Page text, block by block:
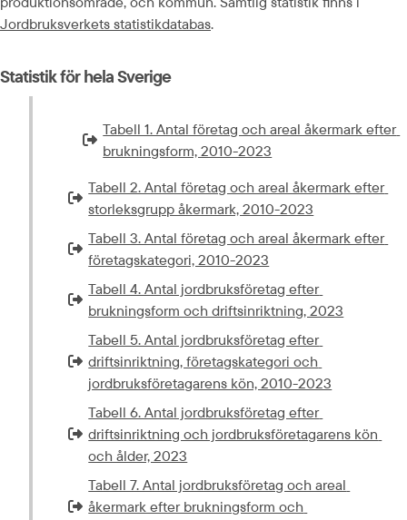
Jordbruksverkets statistikdatabas.
Statistik för hela Sverige
Extern länk som öppnas i nytt fönster eller ny flik.
Tabell 1. Antal företag och areal åkermark efter
brukningsform, 2010-2023
Extern länk som öppnas i nytt fönster eller ny flik.
Tabell 2. Antal företag och areal åkermark efter
storleksgrupp åkermark, 2010-2023
Extern länk som öppnas i nytt fönster eller ny flik.
Tabell 3. Antal företag och areal åkermark efter
företagskategori, 2010-2023
Extern länk som öppnas i nytt fönster eller ny flik.
Tabell 4. Antal jordbruksföretag efter
brukningsform och driftsinriktning, 2023
Extern länk som öppnas i nytt fönster eller ny flik.
Tabell 5. Antal jordbruksföretag efter
driftsinriktning, företagskategori och
jordbruksföretagarens kön, 2010-2023
Extern länk som öppnas i nytt fönster eller ny flik.
Tabell 6. Antal jordbruksföretag efter
driftsinriktning och jordbruksföretagarens kön
och ålder, 2023
Extern länk som öppnas i nytt fönster eller ny flik.
Tabell 7. Antal jordbruksföretag och areal
åkermark efter brukningsform och